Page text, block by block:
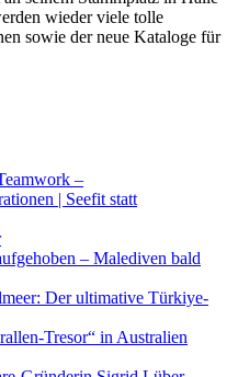
wieder viele tolle
sowie der neue Kataloge für
–
| Seefit statt
– Malediven bald
Der ultimative Türkiye-
Tresor“ in Australien